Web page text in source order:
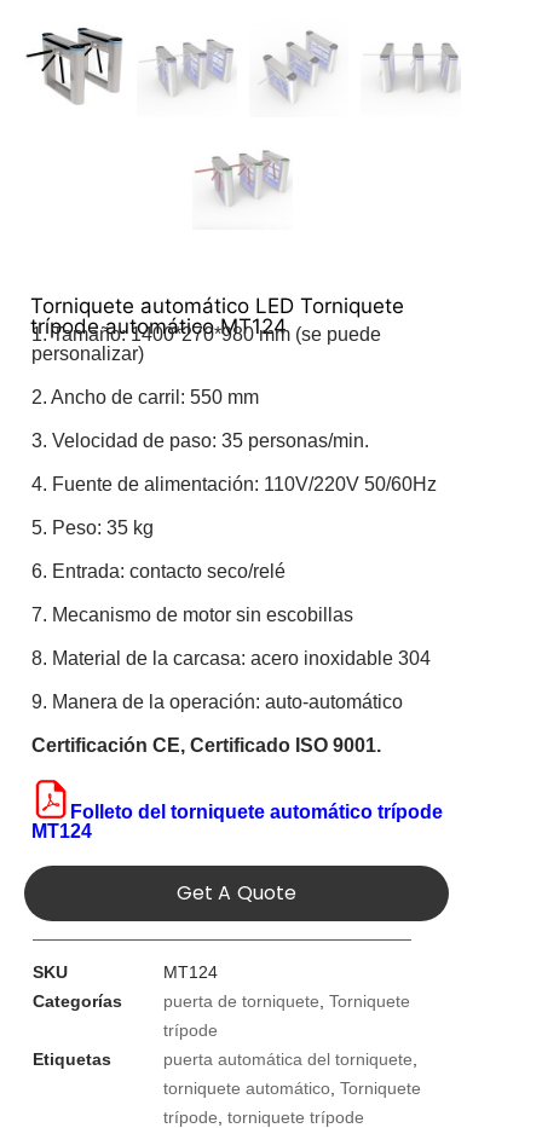
Torniquete automático LED Torniquete
trípode automático MT124
1. Tamaño: 1400*270*980 mm (se puede
personalizar)
2. Ancho de carril: 550 mm
3. Velocidad de paso: 35 personas/min.
4. Fuente de alimentación: 110V/220V 50/60Hz
5. Peso: 35 kg
6. Entrada: contacto seco/relé
7. Mecanismo de motor sin escobillas
8. Material de la carcasa: acero inoxidable 304
9. Manera de la operación: auto-automático
Certificación CE, Certificado ISO 9001.
Folleto del torniquete automático trípode
MT124
Get A Quote
SKU
MT124
Categorías
puerta de torniquete Torniquete
trípode
Etiquetas
puerta automática del torniquete
torniquete automático Torniquete
trípode torniquete trípode